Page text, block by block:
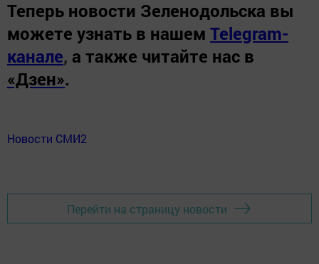
Теперь новости Зеленодольска вы
можете узнать в нашем Telegram-
канале, а также читайте нас в
«Дзен».
Новости СМИ2
Перейти на страницу новости